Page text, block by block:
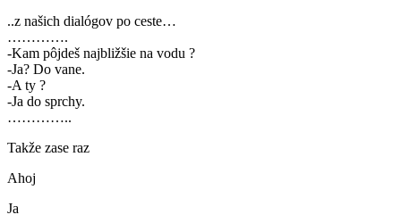
..z našich dialógov po ceste…
………….
-Kam pôjdeš najbližšie na vodu ?
-Ja? Do vane.
-A ty ?
-Ja do sprchy.
…………..
Takže zase raz
Ahoj
Ja